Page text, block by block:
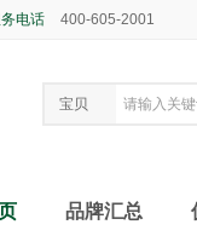
电话 400-605-2001
宝贝
品牌汇总